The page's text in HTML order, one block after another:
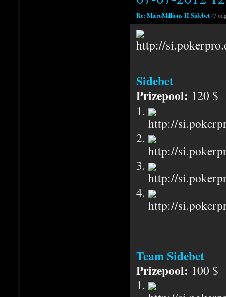
Re: MicroMillions II Sidebet(7
Sidebet
Prizepool: 120 $
1.
2.
3.
4.
Team Sidebet
Prizepool: 100 $
1.